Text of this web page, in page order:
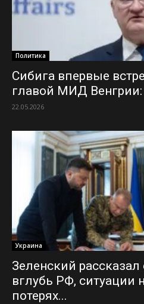
Политика
Сибига впервые
главой МИД
22.05.2026
Украина
Зеленский
вглубь РФ, ситуации
потерях...